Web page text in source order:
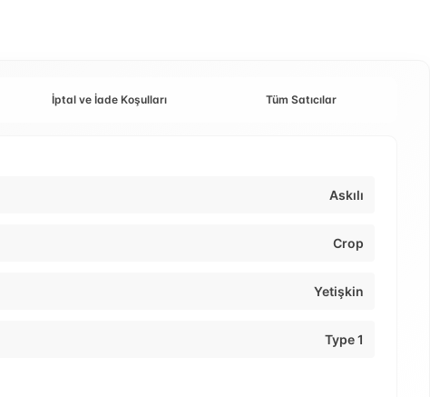
İptal ve İade Koşulları Tüm Satıcılar
Askılı
Crop
Yetişkin
Type 1